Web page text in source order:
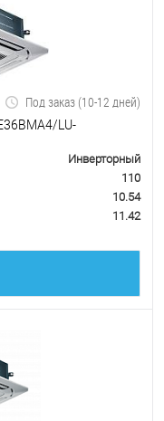
Под заказ (10-12 дней)
LU-
Инверторный
110
10.54
11.42